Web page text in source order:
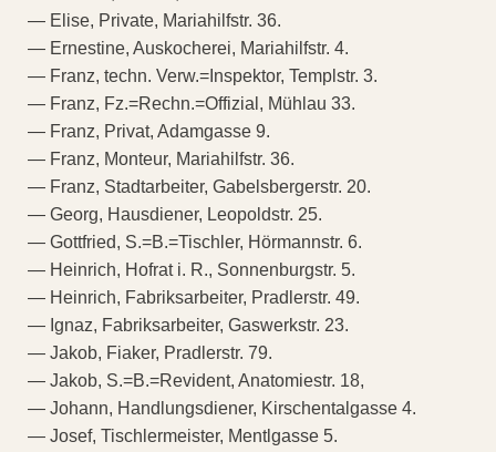
— Elise, Private, Mariahilfstr. 36.
— Ernestine, Auskocherei, Mariahilfstr. 4.
— Franz, techn. Verw.=Inspektor, Templstr. 3.
— Franz, Fz.=Rechn.=Offizial, Mühlau 33.
— Franz, Privat, Adamgasse 9.
— Franz, Monteur, Mariahilfstr. 36.
— Franz, Stadtarbeiter, Gabelsbergerstr. 20.
— Georg, Hausdiener, Leopoldstr. 25.
— Gottfried, S.=B.=Tischler, Hörmannstr. 6.
— Heinrich, Hofrat i. R., Sonnenburgstr. 5.
— Heinrich, Fabriksarbeiter, Pradlerstr. 49.
— Ignaz, Fabriksarbeiter, Gaswerkstr. 23.
— Jakob, Fiaker, Pradlerstr. 79.
— Jakob, S.=B.=Revident, Anatomiestr. 18,
— Johann, Handlungsdiener, Kirschentalgasse 4.
— Josef, Tischlermeister, Mentlgasse 5.